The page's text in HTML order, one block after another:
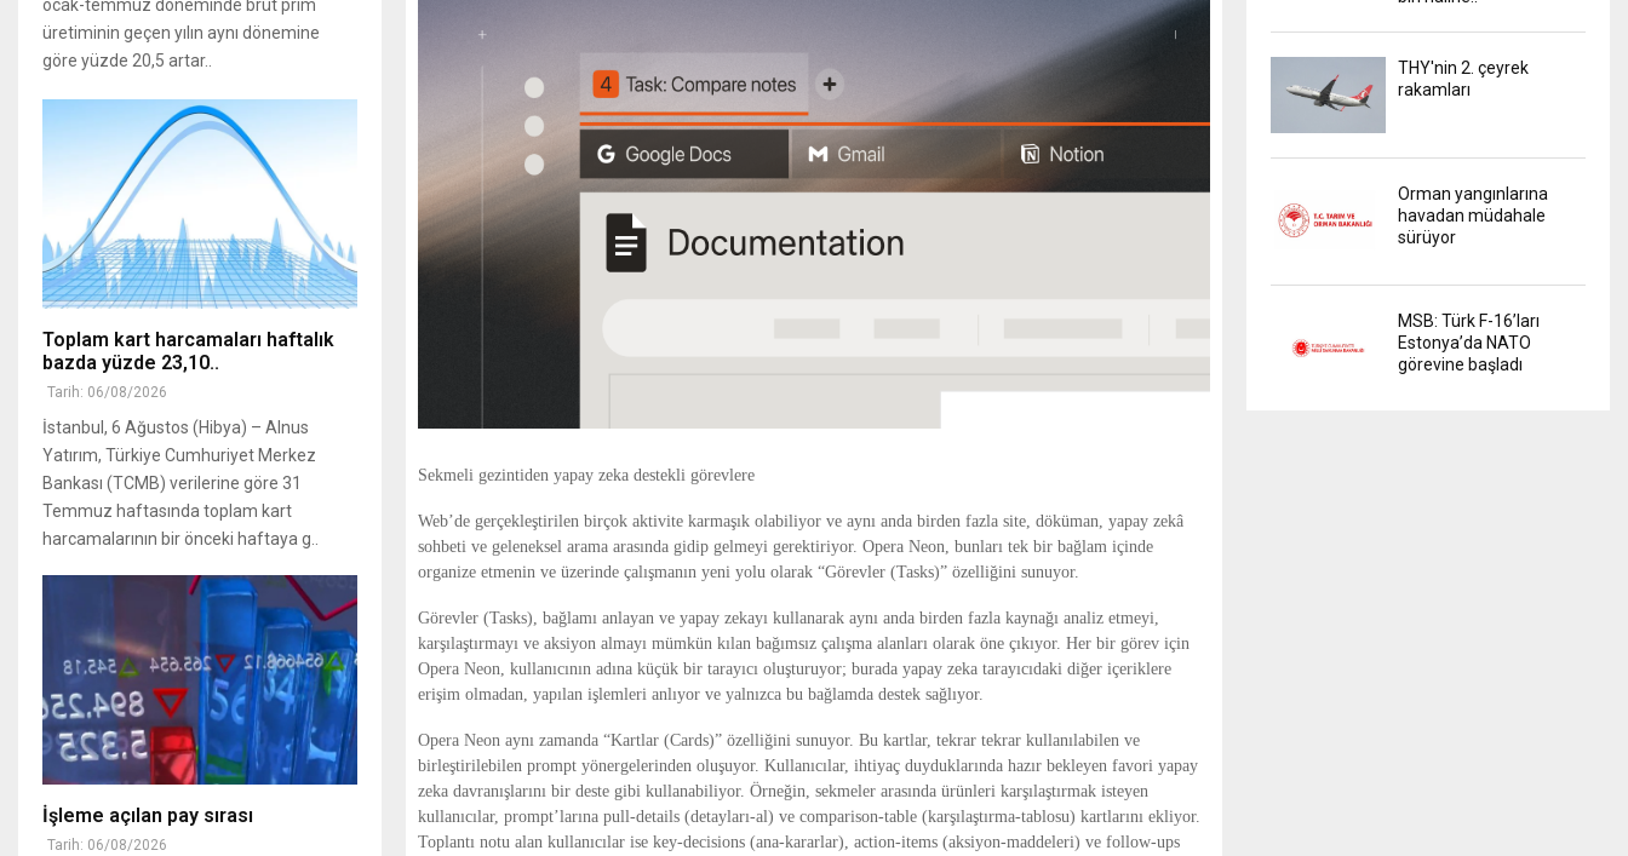
Sekmeli gezintiden yapay zeka destekli görevlere
Web’de gerçekleştirilen birçok aktivite karmaşık olabiliyor ve aynı anda birden fazla site, döküman, yapay zekâ
sohbeti ve geleneksel arama arasında gidip gelmeyi gerektiriyor. Opera Neon, bunları tek bir bağlam içinde
organize etmenin ve üzerinde çalışmanın yeni yolu olarak “Görevler (Tasks)” özelliğini sunuyor.
Görevler (Tasks), bağlamı anlayan ve yapay zekayı kullanarak aynı anda birden fazla kaynağı analiz etmeyi,
karşılaştırmayı ve aksiyon almayı mümkün kılan bağımsız çalışma alanları olarak öne çıkıyor. Her bir görev için
Opera Neon, kullanıcının adına küçük bir tarayıcı oluşturuyor; burada yapay zeka tarayıcıdaki diğer içeriklere
erişim olmadan, yapılan işlemleri anlıyor ve yalnızca bu bağlamda destek sağlıyor.
Opera Neon aynı zamanda “Kartlar (Cards)” özelliğini sunuyor. Bu kartlar, tekrar tekrar kullanılabilen ve
birleştirilebilen prompt yönergelerinden oluşuyor. Kullanıcılar, ihtiyaç duyduklarında hazır bekleyen favori yapay
zeka davranışlarını bir deste gibi kullanabiliyor. Örneğin, sekmeler arasında ürünleri karşılaştırmak isteyen
kullanıcılar, prompt’larına pull-details (detayları-al) ve comparison-table (karşılaştırma-tablosu) kartlarını ekliyor.
Toplantı notu alan kullanıcılar ise key-decisions (ana-kararlar), action-items (aksiyon-maddeleri) ve follow-ups
ocak-temmuz döneminde brüt prim
üretiminin geçen yılın aynı dönemine
göre yüzde 20,5 artar..
Toplam kart harcamaları haftalık
bazda yüzde 23,10..
Tarih: 06/08/2026
İstanbul, 6 Ağustos (Hibya) – Alnus
Yatırım, Türkiye Cumhuriyet Merkez
Bankası (TCMB) verilerine göre 31
Temmuz haftasında toplam kart
harcamalarının bir önceki haftaya g..
İşleme açılan pay sırası
Tarih: 06/08/2026
THY'nin 2. çeyrek
rakamları
Orman yangınlarına
havadan müdahale
sürüyor
MSB: Türk F-16’ları
Estonya’da NATO
görevine başladı